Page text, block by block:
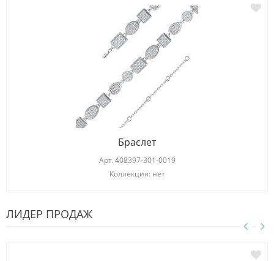
Браслет
Арт. 408397-301-0019
Коллекция: нет
ЛИДЕР ПРОДАЖ